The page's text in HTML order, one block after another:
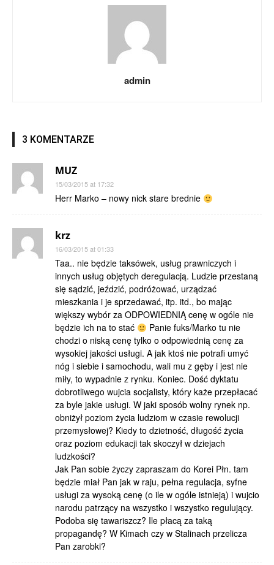
admin
3 KOMENTARZE
MUZ
15/03/2015 at 17:32
Herr Marko – nowy nick stare brednie
krz
16/03/2015 at 01:33
Taa.. nie będzie taksówek, usług prawniczych i
innych usług objętych deregulacją. Ludzie przestaną
się sądzić, jeździć, podróżować, urządzać
mieszkania i je sprzedawać, itp. itd., bo mając
większy wybór za ODPOWIEDNIĄ cenę w ogóle nie
będzie ich na to stać
Panie fuks/Marko tu nie
chodzi o niską cenę tylko o odpowiednią cenę za
wysokiej jakości usługi. A jak ktoś nie potrafi umyć
nóg i siebie i samochodu, wali mu z gęby i jest nie
miły, to wypadnie z rynku. Koniec. Dość dyktatu
dobrotliwego wujcia socjalisty, który każe przepłacać
za byle jakie usługi. W jaki sposób wolny rynek np.
obniżył poziom życia ludziom w czasie rewolucji
przemysłowej? Kiedy to dzietność, długość życia
oraz poziom edukacji tak skoczył w dziejach
ludzkości?
Jak Pan sobie życzy zapraszam do Korei Płn. tam
będzie miał Pan jak w raju, pełna regulacja, syfne
usługi za wysoką cenę (o ile w ogóle istnieją) i wujcio
narodu patrzący na wszystko i wszystko regulujący.
Podoba się tawariszcz? Ile płacą za taką
propagandę? W Kimach czy w Stalinach przelicza
Pan zarobki?